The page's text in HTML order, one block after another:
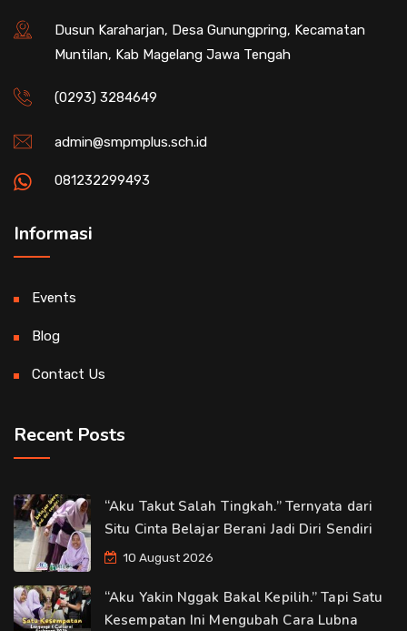
Dusun Karaharjan, Desa Gunungpring, Kecamatan
Muntilan, Kab Magelang Jawa Tengah
(0293) 3284649
admin@smpmplus.sch.id
081232299493
Informasi
Events
Blog
Contact Us
Recent Posts
“Aku Takut Salah Tingkah.” Ternyata dari
Situ Cinta Belajar Berani Jadi Diri Sendiri
10 August 2026
“Aku Yakin Nggak Bakal Kepilih.” Tapi Satu
Kesempatan Ini Mengubah Cara Lubna